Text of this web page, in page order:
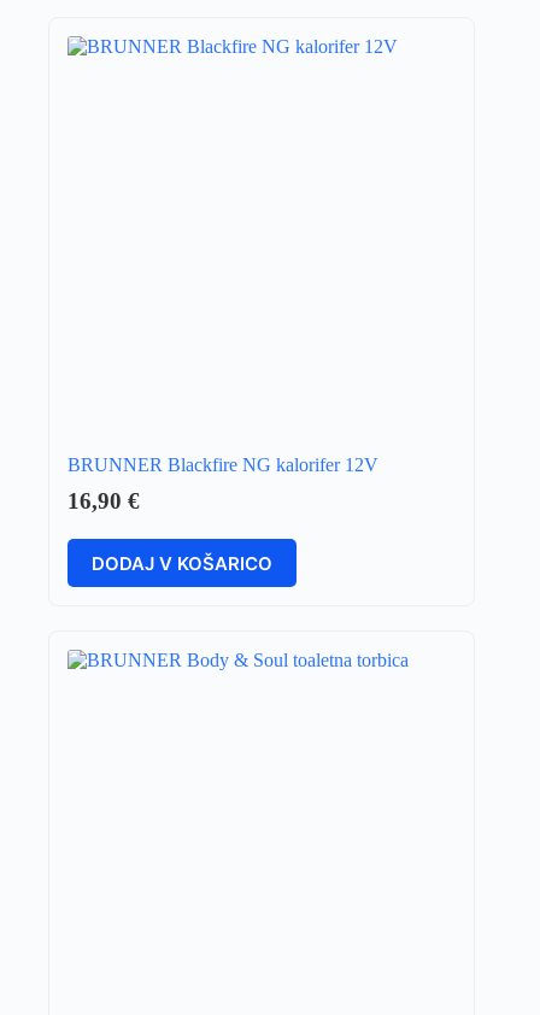
BRUNNER Blackfire NG kalorifer 12V
16,90 €
DODAJ V KOŠARICO